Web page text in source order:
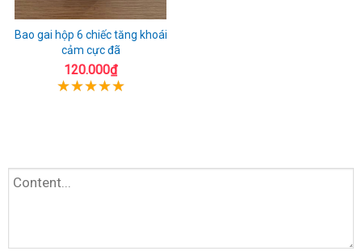
Bao gai hộp 6 chiếc tăng khoái
cảm cực đã
120.000₫